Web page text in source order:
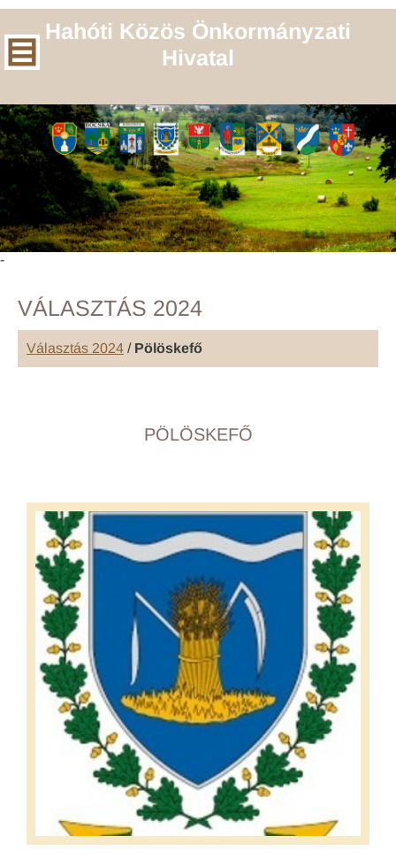
Hahóti Közös Önkormányzati
Hivatal
-
VÁLASZTÁS 2024
Választás 2024 / Pölöskefő
PÖLÖSKEFŐ